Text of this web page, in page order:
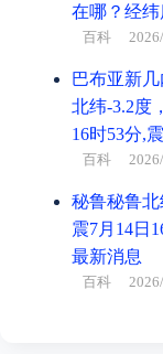
在哪？经
百科
巴布亚新
北纬-3.2度
16时53分,
百科
秘鲁秘鲁北
震7月14日
最新消息
百科